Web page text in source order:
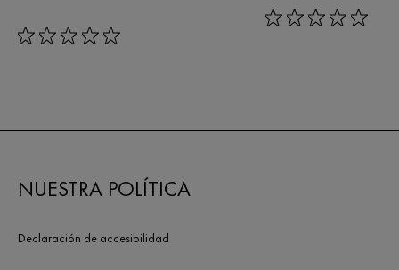
rating: 0 out of 5
rating: 0 out of 5
NUESTRA POLÍTICA
Declaración de accesibilidad